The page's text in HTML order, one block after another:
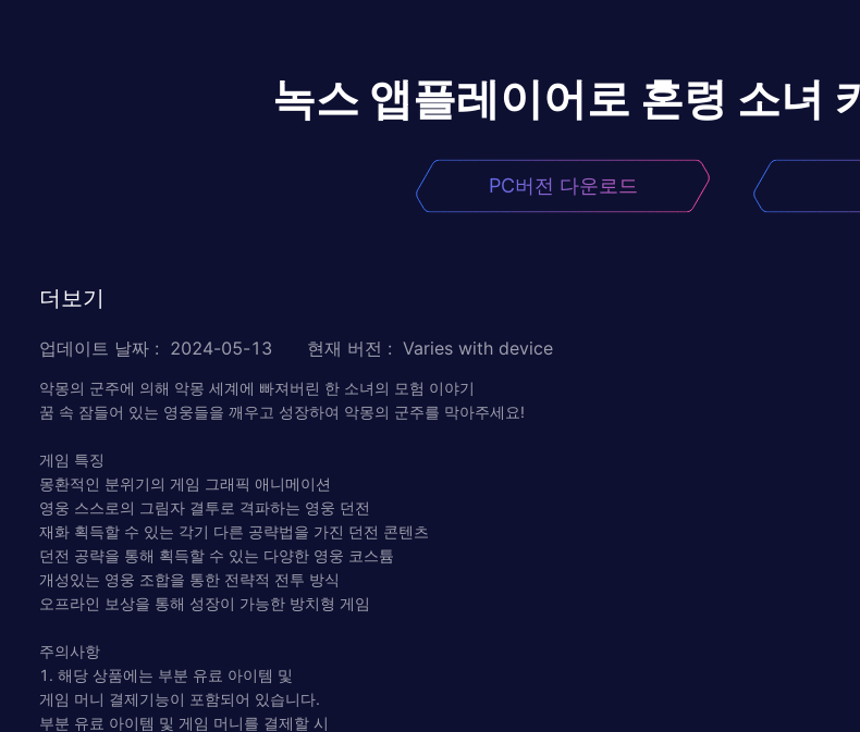
녹스 앱플레이어로 혼령 소녀
PC버전 다운로드
더보기
업데이트 날짜 : 2024-05-13 현재 버전 : Varies with device
악몽의 군주에 의해 악몽 세계에 빠져버린 한 소녀의 모험 이야기
꿈 속 잠들어 있는 영웅들을 깨우고 성장하여 악몽의 군주를 막아주세요!
게임 특징
몽환적인 분위기의 게임 그래픽 애니메이션
영웅 스스로의 그림자 결투로 격파하는 영웅 던전
재화 획득할 수 있는 각기 다른 공략법을 가진 던전 콘텐츠
던전 공략을 통해 획득할 수 있는 다양한 영웅 코스튬
개성있는 영웅 조합을 통한 전략적 전투 방식
오프라인 보상을 통해 성장이 가능한 방치형 게임
주의사항
1. 해당 상품에는 부분 유료 아이템 및
게임 머니 결제기능이 포함되어 있습니다.
부분 유료 아이템 및 게임 머니를 결제할 시